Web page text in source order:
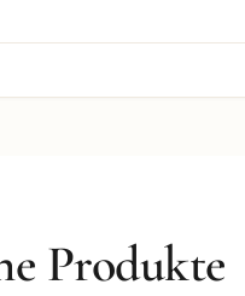
Produkte